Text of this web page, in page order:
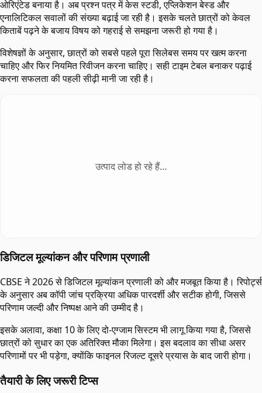
ओरिएंटेड बनाया है। अब प्रश्न पत्र में केस स्टडी, एप्लिकेशन बेस्ड और
एनालिटिकल सवालों की संख्या बढ़ाई जा रही है। इसके चलते छात्रों को केवल
किताबें पढ़ने के बजाय विषय को गहराई से समझना जरूरी हो गया है।
विशेषज्ञों के अनुसार, छात्रों को सबसे पहले पूरा सिलेबस समय पर खत्म करना
चाहिए और फिर नियमित रिवीजन करना चाहिए। सही टाइम टेबल बनाकर पढ़ाई
करना सफलता की पहली सीढ़ी मानी जा रही है।
उत्पाद लोड हो रहे हैं…
डिजिटल मूल्यांकन और परिणाम प्रणाली
CBSE ने 2026 से डिजिटल मूल्यांकन प्रणाली को और मजबूत किया है। रिपोर्ट्स
के अनुसार अब कॉपी जांच प्रक्रिया अधिक पारदर्शी और सटीक होगी, जिससे
परिणाम जल्दी और निष्पक्ष आने की उम्मीद है।
इसके अलावा, कक्षा 10 के लिए दो-एग्जाम सिस्टम भी लागू किया गया है, जिससे
छात्रों को सुधार का एक अतिरिक्त मौका मिलेगा। इस बदलाव का सीधा असर
परिणामों पर भी पड़ेगा, क्योंकि फाइनल रिजल्ट दूसरे प्रयास के बाद जारी होगा।
तैयारी के लिए जरूरी टिप्स